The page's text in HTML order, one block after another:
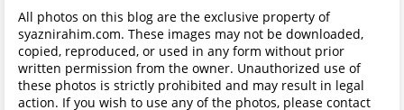
All photos on this blog are the exclusive property of
syaznirahim.com. These images may not be downloaded,
copied, reproduced, or used in any form without prior
written permission from the owner. Unauthorized use of
these photos is strictly prohibited and may result in legal
action. If you wish to use any of the photos, please contact